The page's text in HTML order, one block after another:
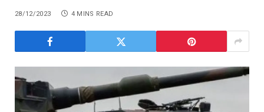
28/12/2023 4 MINS READ